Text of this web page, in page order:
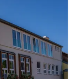
2 Saunen